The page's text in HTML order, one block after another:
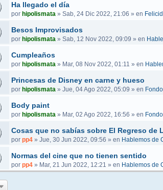
Ha llegado el día
por hipolismata» Sab, 24 Dic 2022, 21:06 » en
Besos Improvisados
por hipolismata» Sab, 12 Nov 2022, 09:09 » en
Cumpleaños
por hipolismata» Mar, 08 Nov 2022, 01:11 » en
Princesas de Disney en carne y hueso
por hipolismata» Jue, 04 Ago 2022, 05:09 » en
Body paint
por hipolismata» Mar, 02 Ago 2022, 16:56 » en
Cosas que no sabías sobre El Regreso de
por pp4» Jue, 30 Jun 2022, 09:56 » en Hablemos de
Normas del cine que no tienen sentido
por pp4» Mar, 21 Jun 2022, 12:21 » en Hablemos de